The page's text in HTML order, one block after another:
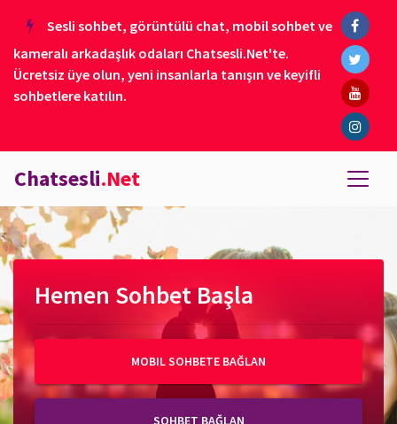
Sesli sohbet, görüntülü chat, mobil sohbet ve
kameralı arkadaşlık odaları Chatsesli.Net'te.
Ücretsiz üye olun, yeni insanlarla tanışın ve keyifli
sohbetlere katılın.
Chatsesli.Net
Hemen Sohbet Başla
MOBIL SOHBETE BAĞLAN
SOHBET BAĞLAN